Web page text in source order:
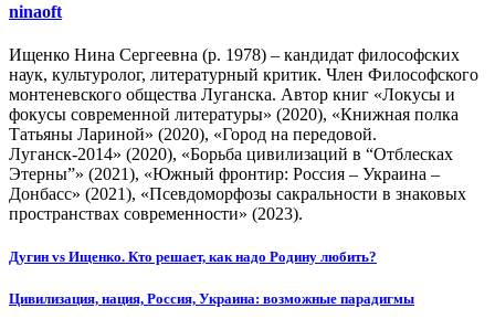
ninaoft
Ищенко Нина Сергеевна (р. 1978) – кандидат философских
наук, культуролог, литературный критик. Член Философского
монтеневского общества Луганска. Автор книг «Локусы и
фокусы современной литературы» (2020), «Книжная полка
Татьяны Лариной» (2020), «Город на передовой.
Луганск-2014» (2020), «Борьба цивилизаций в “Отблесках
Этерны”» (2021), «Южный фронтир: Россия – Украина –
Донбасс» (2021), «Псевдоморфозы сакральности в знаковых
пространствах современности» (2023).
Навигация
по
Дугин vs Ищенко. Кто решает, как надо Родину любить?
Цивилизация, нация, Россия, Украина: возможные парадигмы